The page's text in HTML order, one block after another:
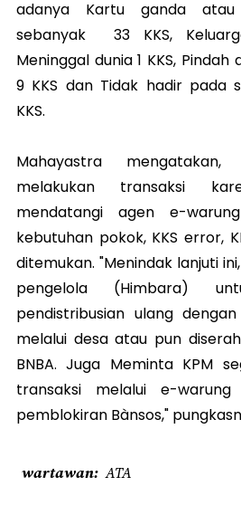
adanya Kartu ganda
sebanyak 33 KKS,
Meninggal dunia1 KKS,
9 KKS dan Tidak hadir pada
KKS.
Mahayastra
melakukan transaksi
mendatangi agen e-
kebutuhan pokok, KKS error,
ditemukan. "Menindak lanjuti
pengelola (Himbara)
pendistribusian ulang
melalui desa atau pun
BNBA. Juga Meminta KPM
transaksi melalui e-warung
pemblokiran Bànsos,"
wartawan ATA